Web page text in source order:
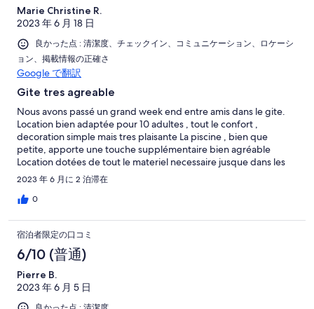
Marie Christine R.
2023 年 6 月 18 日
良かった点 : 清潔度、チェックイン、コミュニケーション、ロケーシ
ョン、掲載情報の正確さ
Google で翻訳
Gite tres agreable
Nous avons passé un grand week end entre amis dans le gite.
Location bien adaptée pour 10 adultes , tout le confort ,
decoration simple mais tres plaisante La piscine , bien que
petite, apporte une touche supplémentaire bien agréable
Location dotées de tout le materiel necessaire jusque dans les
détails Nous recommandons vivement ce gite
2023 年 6 月に 2 泊滞在
0
宿泊者限定の口コミ
6/10 (普通)
Pierre B.
2023 年 6 月 5 日